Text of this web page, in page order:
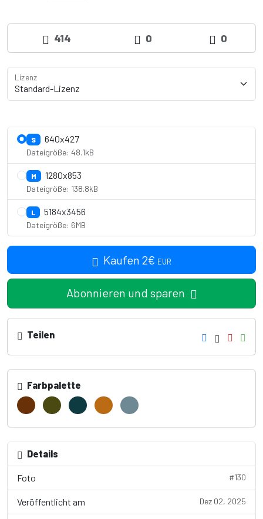
414 0 0
Lizenz
S 640x427
Dateigröße: 48.1kB
M 1280x853
Dateigröße: 138.8kB
L 5184x3456
Dateigröße: 6MB
Kaufen 2€ EUR
Abonnieren und sparen
Teilen
Farbpalette
Details
Foto #130
Veröffentlicht am Dez 02, 2025